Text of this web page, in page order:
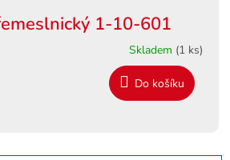
1-10-601
Skladem (1 ks)
Do košíku